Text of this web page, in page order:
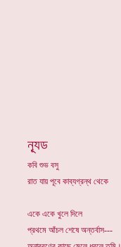
ন্যূড
কবি শুভ বসু
রাত যায় পূবে কাব্যগ্রন্থ থেকে
একে একে খুলে দিলে
প্রথমে আঁচল শেষে অন্তর্বাস---